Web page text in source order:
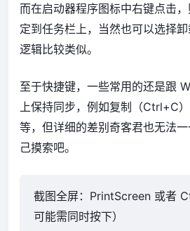
而在启动器程序图标中右键点击
定到任务栏上，当然也可以选择
逻辑比较类似。
至于快捷键，一些常用的还是跟
上保持同步，例如复制（Ctrl+C
等，但详细的差别奇客君也无法
己摸索吧。
截图全屏：PrintScreen 或者
可能需同时按下）